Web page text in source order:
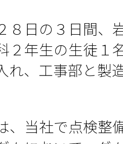
８日の３日間、
２年生の生徒１
れ、工事部と製
、当社で点検整